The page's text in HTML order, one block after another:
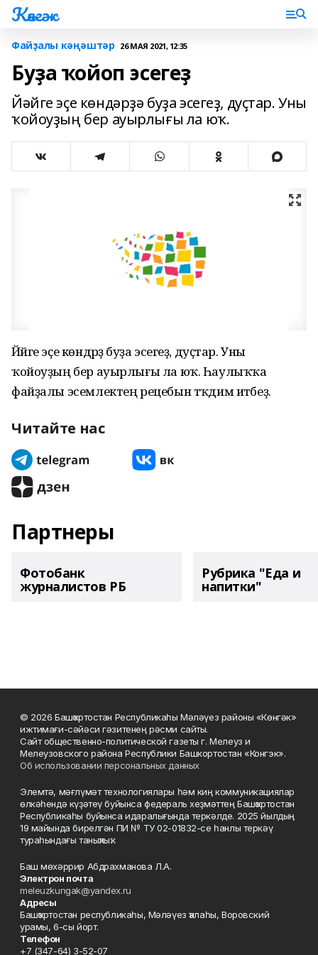
Көнгәк
Файҙалы кәңәштәр 26 МАЯ 2021, 12:35
Буҙа ҡойоп эсегеҙ
Йәйге эҫе көндәрҙә буҙа эсегеҙ, дуҫтар. Уны
ҡойоуҙың бер ауырлығы ла юҡ.
Йәйге эҫе көндәрҙә буҙа эсегеҙ, дуҫтар. Уны
ҡойоуҙың бер ауырлығы ла юҡ. Һаулыҡҡа
файҙалы эсемлектең рецебын тәҡдим итәбеҙ.
Читайте нас
Партнеры
Фотобанк
журналистов РБ
Рубрика "Еда и
напитки"
© 2026 Башҡортостан Республикаһы Мәләүез районы «Көнгәк»
ижтимағи-сәйәси гәзитенең рәсми сайты.
Сайт общественно-политической газеты г. Мелеуз и
Мелеузовского района Республики Башкортостан «Конгэк».
Об использовании персональных данных
Элемтә, мәғлүмәт технологиялары һәм киң коммуникациялар
өлкәһендә күҙәтеү буйынса федераль хеҙмәттең Башҡортостан
Республикаһы буйынса идаралығында теркәлде. 2025 йылдың
19 майында бирелгән ПИ № ТУ 02-01832-се һанлы теркәү
тураһындағы таныҡлыҡ.
Баш мөхәррир Абдрахманова Л.А.
Электрон почта
meleuzkungak@yandex.ru
Адресы
Башҡортостан республикаһы, Мәләүез ҡалаһы, Воровский
урамы, 6-сы йорт.
Телефон
+7 (347-64) 3-52-07